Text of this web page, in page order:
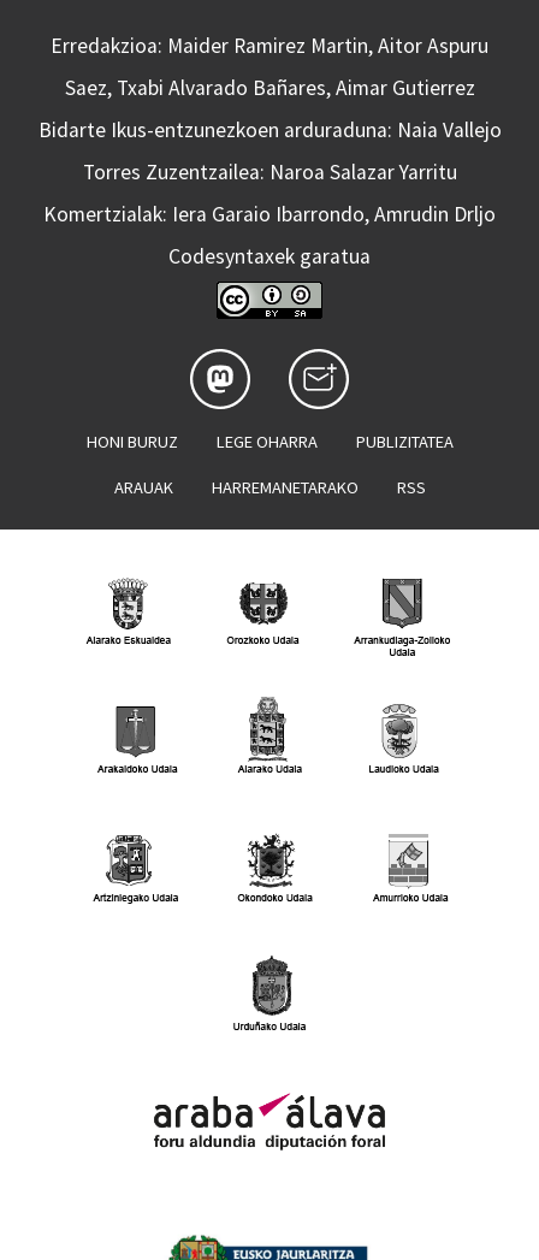
Erredakzioa: Maider Ramirez Martin, Aitor Aspuru
Saez, Txabi Alvarado Bañares, Aimar Gutierrez
Bidarte Ikus-entzunezkoen arduraduna: Naia Vallejo
Torres Zuzentzailea: Naroa Salazar Yarritu
Komertzialak: Iera Garaio Ibarrondo, Amrudin Drljo
Codesyntaxek garatua
HONI BURUZ LEGE OHARRA PUBLIZITATEA
ARAUAK HARREMANETARAKO RSS